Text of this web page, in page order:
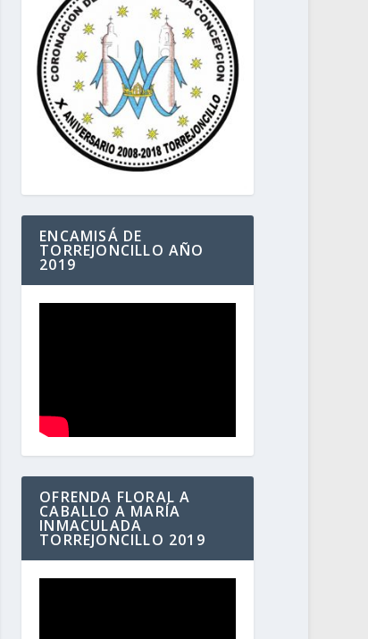
ENCAMISÁ DE
TORREJONCILLO AÑO
2019
OFRENDA FLORAL A
CABALLO A MARÍA
INMACULADA
TORREJONCILLO 2019